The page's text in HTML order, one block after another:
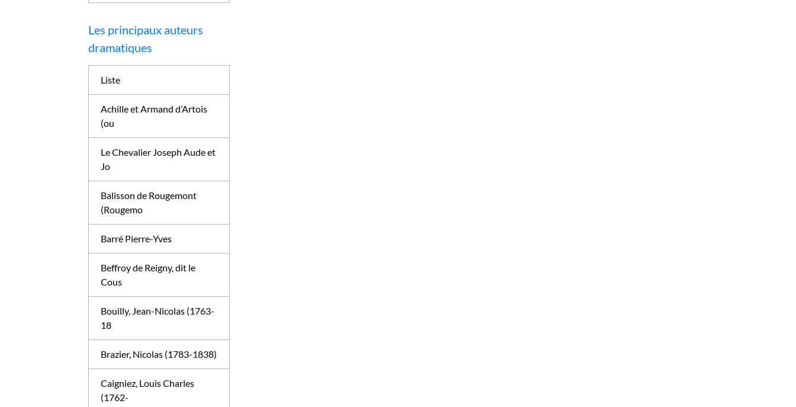
Les principaux auteurs
dramatiques
Liste
Achille et Armand d’Artois
(ou
Le Chevalier Joseph Aude et
Jo
Balisson de Rougemont
(Rougemo
Barré Pierre-Yves
Beffroy de Reigny, dit le
Cous
Bouilly, Jean-Nicolas (1763-
18
Brazier, Nicolas (1783-1838)
Caigniez, Louis Charles
(1762-